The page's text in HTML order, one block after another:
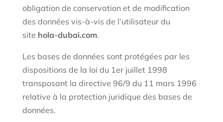
obligation de conservation et de modification
des données vis-à-vis de l’utilisateur du
site hola-dubai.com.
Les bases de données sont protégées par les
dispositions de la loi du 1er juillet 1998
transposant la directive 96/9 du 11 mars 1996
relative à la protection juridique des bases de
données.